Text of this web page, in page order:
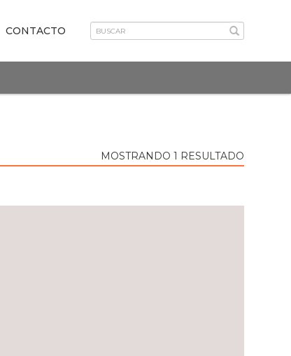
CONTACTO
MOSTRANDO 1 RESULTADO